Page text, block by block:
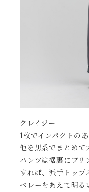
クレイジー
1枚でインパクトの
他を黒系でまとめて
パンツは裾裏にプリ
すれば、派手トップ
ベレーをあえて明